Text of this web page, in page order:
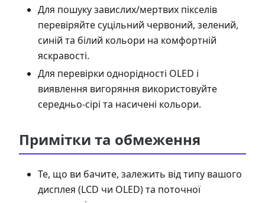
Для пошуку завислих/мертвих пікселів
перевіряйте суцільний червоний, зелений,
синій та білий кольори на комфортній
яскравості.
Для перевірки однорідності OLED і
виявлення вигоряння використовуйте
середньо-сірі та насичені кольори.
Примітки та обмеження
Те, що ви бачите, залежить від типу вашого
дисплея (LCD чи OLED) та поточної